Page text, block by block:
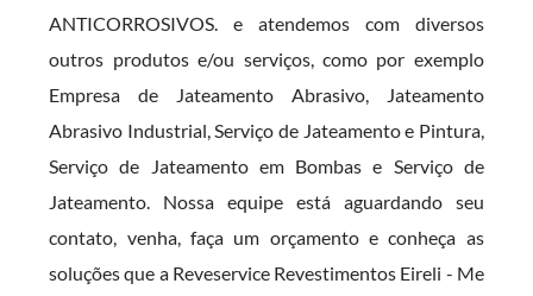
ANTICORROSIVOS. e atendemos com diversos
outros produtos e/ou serviços, como por exemplo
Empresa de Jateamento Abrasivo, Jateamento
Abrasivo Industrial, Serviço de Jateamento e Pintura,
Serviço de Jateamento em Bombas e Serviço de
Jateamento. Nossa equipe está aguardando seu
contato, venha, faça um orçamento e conheça as
soluções que a Reveservice Revestimentos Eireli - Me